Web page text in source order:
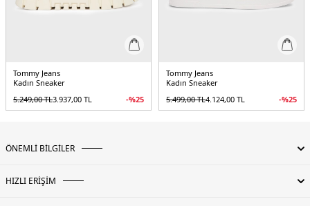
Tommy Jeans
Kadın Sneaker
5.249,00TL3.937,00 TL -%25
Tommy Jeans
Kadın Sneaker
5.499,00TL4.124,00 TL -%25
ÖNEMLİ BİLGİLER
HIZLI ERİŞİM